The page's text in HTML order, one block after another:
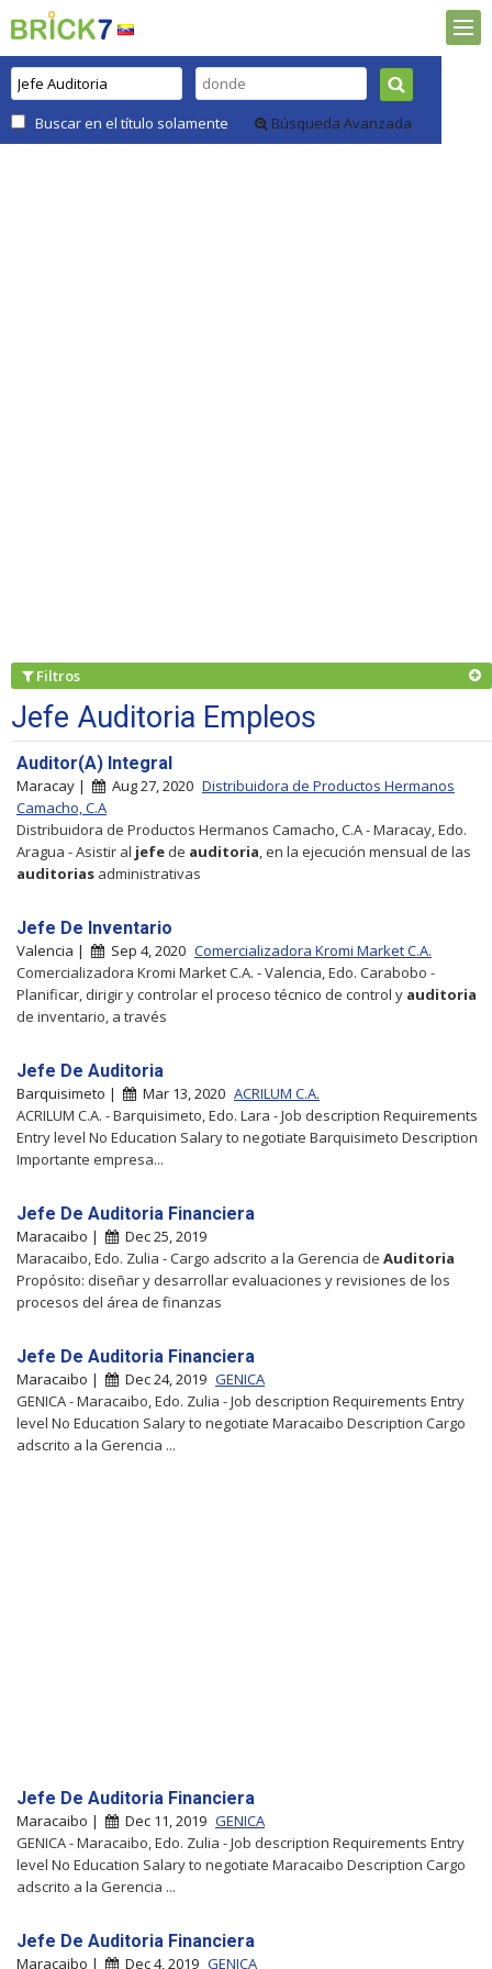
Buscar en el título solamente Búsqueda Avanzada
Filtros
Jefe Auditoria Empleos
Auditor(A) Integral
Maracay | Aug 27, 2020 Distribuidora de Productos Hermanos
Camacho, C.A
Distribuidora de Productos Hermanos Camacho, C.A - Maracay, Edo.
Aragua - Asistir al jefe de auditoria , en la ejecución mensual de las
auditorias administrativas
Jefe De Inventario
Valencia | Sep 4, 2020 Comercializadora Kromi Market C.A.
Comercializadora Kromi Market C.A. - Valencia, Edo. Carabobo -
Planificar, dirigir y controlar el proceso técnico de control y auditoria
de inventario, a través
Jefe De Auditoria
Barquisimeto | Mar 13, 2020 ACRILUM C.A.
ACRILUM C.A. - Barquisimeto, Edo. Lara - Job description Requirements
Entry level No Education Salary to negotiate Barquisimeto Description
Importante empresa...
Jefe De Auditoria Financiera
Maracaibo |
Dec 25, 2019
Maracaibo, Edo. Zulia - Cargo adscrito a la Gerencia de Auditoria
Propósito: diseñar y desarrollar evaluaciones y revisiones de los
procesos del área de finanzas
Jefe De Auditoria Financiera
Maracaibo | Dec 24, 2019 GENICA
GENICA - Maracaibo, Edo. Zulia - Job description Requirements Entry
level No Education Salary to negotiate Maracaibo Description Cargo
adscrito a la Gerencia ...
Jefe De Auditoria Financiera
Maracaibo | Dec 11, 2019 GENICA
GENICA - Maracaibo, Edo. Zulia - Job description Requirements Entry
level No Education Salary to negotiate Maracaibo Description Cargo
adscrito a la Gerencia ...
Jefe De Auditoria Financiera
Maracaibo | Dec 4, 2019 GENICA